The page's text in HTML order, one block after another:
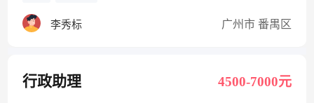
李秀标 广州市 番禺区
行政助理 4500-7000元